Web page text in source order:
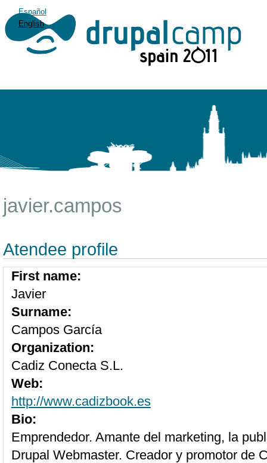
Español
English
javier.campos
Atendee profile
First name:
Javier
Surname:
Campos García
Organization:
Cadiz Conecta S.L.
Web:
http://www.cadizbook.es
Bio:
Emprendedor. Amante del marketing, la
Drupal Webmaster. Creador y promotor de